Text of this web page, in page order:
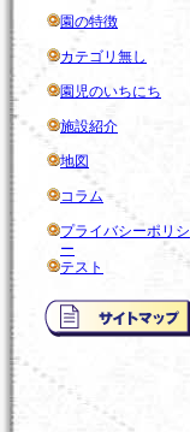
園の特徴
カテゴリ無し
園児のいちにち
施設紹介
地図
コラム
プライバシーポリシ
ー
テスト